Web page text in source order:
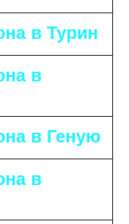
в Турин
в
в Геную
в